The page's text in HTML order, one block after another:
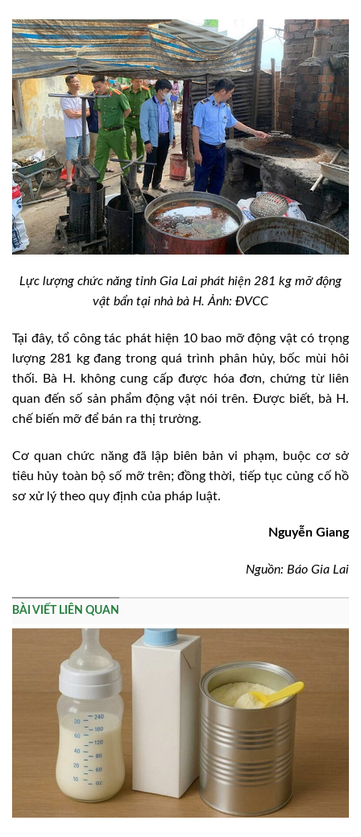
Lực lượng chức năng tỉnh Gia Lai phát hiện 281 kg mỡ động
vật bẩn tại nhà bà H. Ảnh: ĐVCC
Tại đây, tổ công tác phát hiện 10 bao mỡ động vật có trọng
lượng 281 kg đang trong quá trình phân hủy, bốc mùi hôi
thối. Bà H. không cung cấp được hóa đơn, chứng từ liên
quan đến số sản phẩm động vật nói trên. Được biết, bà H.
chế biến mỡ để bán ra thị trường.
Cơ quan chức năng đã lập biên bản vi phạm, buộc cơ sở
tiêu hủy toàn bộ số mỡ trên; đồng thời, tiếp tục củng cố hồ
sơ xử lý theo quy định của pháp luật.
Nguyễn Giang
Nguồn: Báo Gia Lai
BÀI VIẾT LIÊN QUAN